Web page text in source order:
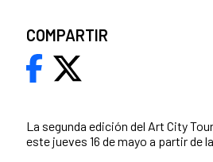
La segunda edición del Art City
este jueves 16 de mayo a partir de
COMPARTIR